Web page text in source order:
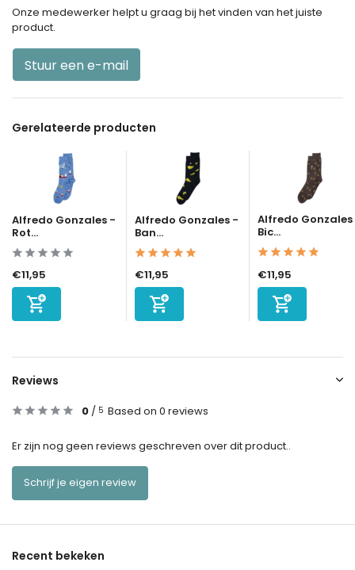
Onze medewerker helpt u graag bij het vinden van het juiste
product.
Stuur een e-mail
Gerelateerde producten
Alfredo Gonzales -
Rot...
€11,95
Alfredo Gonzales -
Ban...
€11,95
Alfredo
Bic...
€11,95
Reviews
0 / 5 Based on 0 reviews
Er zijn nog geen reviews geschreven over dit product..
Schrijf je eigen review
Recent bekeken